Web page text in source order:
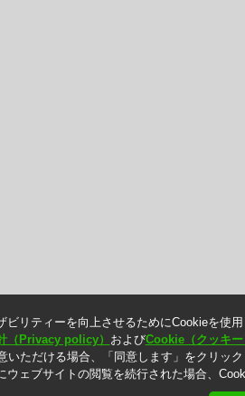
ビリティーを向上させるためにCookieを使
（Privacy policy） およびCookie（クッキ
いただける場合、「同意します」をクリッ
ウェブサイトの閲覧を続行された場合、